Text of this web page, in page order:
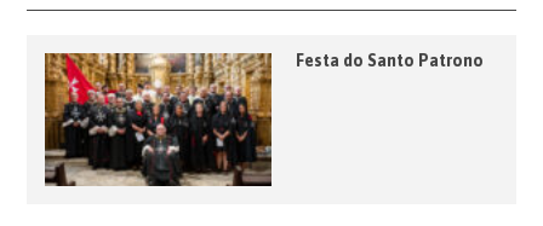
Festa do Santo Patrono